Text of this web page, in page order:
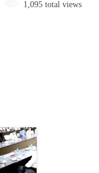
1,095 total views